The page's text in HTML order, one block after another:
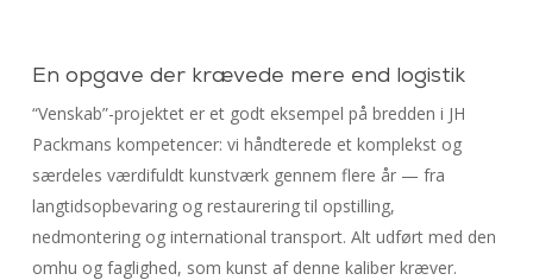
En opgave der krævede mere end logistik
“Venskab”-projektet er et godt eksempel på bredden i JH
Packmans kompetencer: vi håndterede et komplekst og
særdeles værdifuldt kunstværk gennem flere år — fra
langtidsopbevaring og restaurering til opstilling,
nedmontering og international transport. Alt udført med den
omhu og faglighed, som kunst af denne kaliber kræver.